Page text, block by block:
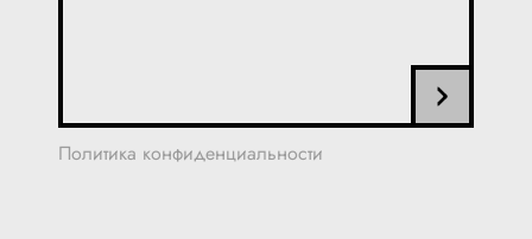
Политика конфиденциальности